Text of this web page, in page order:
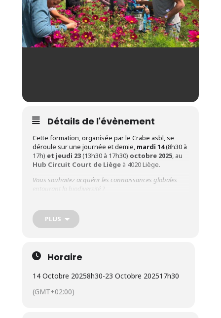
Détails de l'évènement
Cette formation, organisée par le Crabe asbl, se
déroule sur une journée et demie, mardi 14(8h30 à
17h) et jeudi 23(13h30 à 17h30) octobre 2025, au
Hub Circuit Court de Liège à 4020 Liège.
Vous souhaitez acquérir les connaissances globales
entourant la biodiversité ?
Vous avez envie d’améliorer les écosystèmes sur votre
terrain ?
fondateur de Sylv’agro
Programme :
Ateliers théoriques :
PLUS
Horaire
14 Octobre 20258h30-23 Octobre 202517h30
(GMT+02:00)